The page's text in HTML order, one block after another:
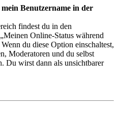
Benutzername in der
findest du in den
Online-Status während
du diese Option einschaltest,
Moderatoren und du selbst
Du wirst dann als unsichtbarer